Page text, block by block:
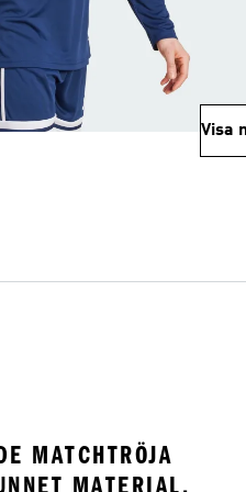
Visa
MATCHTRÖJA
MATERIAL.